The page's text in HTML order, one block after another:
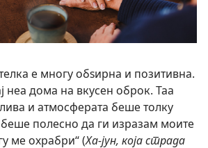
е многу обѕирна и позитивна.
неа дома на вкусен оброк. Таа
и атмосферата беше толку
полесно да ги изразам моите
ме охрабри“ (Ха-јун, која страда